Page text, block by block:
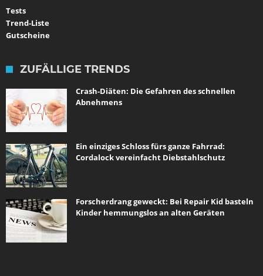
Tests
Trend-Liste
Gutscheine
ZUFÄLLIGE TRENDS
Crash-Diäten: Die Gefahren des schnellen
Abnehmens
Ein einziges Schloss fürs ganze Fahrrad:
Cordalock vereinfacht Diebstahlschutz
Forscherdrang geweckt: Bei Repair Kid basteln
Kinder hemmungslos an alten Geräten